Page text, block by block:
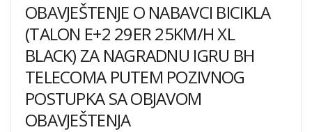
OBAVJEŠTENJE O NABAVCI BICIKLA
(TALON E+2 29ER 25KM/H XL
BLACK) ZA NAGRADNU IGRU BH
TELECOMA PUTEM POZIVNOG
POSTUPKA SA OBJAVOM
OBAVJEŠTENJA